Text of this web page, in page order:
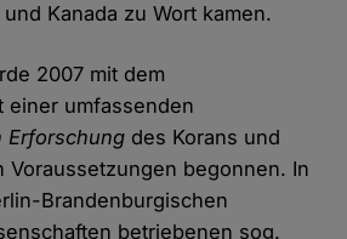
Kanada zu Wort kamen.
2007 mit dem
einer umfassenden
Erforschung des Korans und
Voraussetzungen begonnen. In
Brandenburgischen
betriebenen sog.